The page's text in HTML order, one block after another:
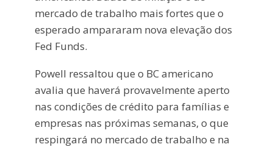
mercado de trabalho mais fortes que o
esperado ampararam nova elevação dos
Fed Funds.
Powell ressaltou que o BC americano
avalia que haverá provavelmente aperto
nas condições de crédito para famílias e
empresas nas próximas semanas, o que
respingará no mercado de trabalho e na